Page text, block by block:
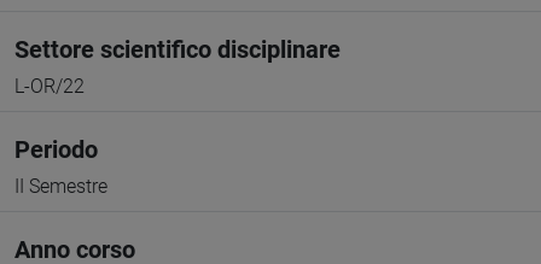
Settore scientifico disciplinare
L-OR/22
Periodo
II Semestre
Anno corso